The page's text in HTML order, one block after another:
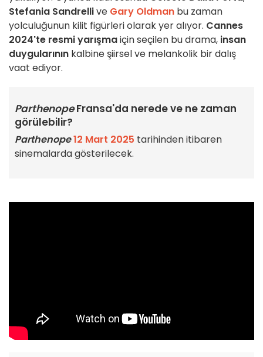
Stefania Sandrellive Gary Oldman bu zaman
yolculuğunun kilit figürleri olarak yer alıyor. Cannes
2024'te resmi yarışmaiçin seçilen bu drama, insan
duygularının kalbine şiirsel ve melankolik bir dalış
vaat ediyor.
ParthenopeFransa'da nerede ve ne zaman
görülebilir?
Parthenope12 Mart 2025 tarihinden itibaren
sinemalarda gösterilecek.